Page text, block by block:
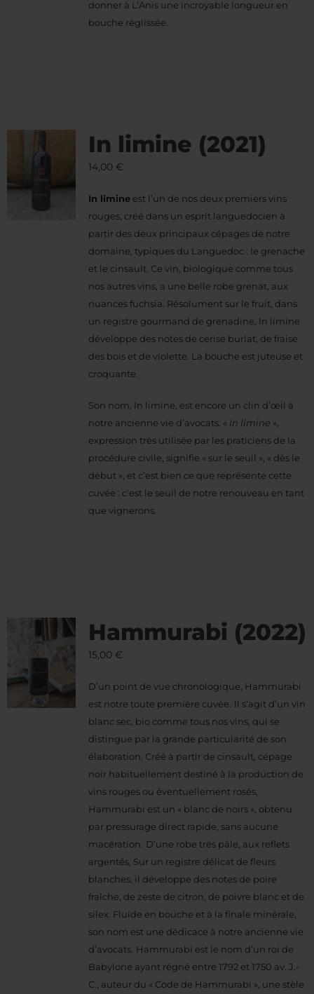
donner à L’Anis une incroyable longueur en
bouche réglissée.
In limine (2021)
14,00 €
In limineest l’un de nos deux premiers vins
rouges, créé dans un esprit languedocien à
partir des deux principaux cépages de notre
domaine, typiques du Languedoc : le grenache
et le cinsault. Ce vin, biologique comme tous
nos autres vins, a une belle robe grenat, aux
nuances fuchsia. Résolument sur le fruit, dans
un registre gourmand de grenadine, In limine
développe des notes de cerise burlat, de fraise
des bois et de violette. La bouche est juteuse et
croquante.
Son nom, In limine, est encore un clin d’œil à
notre ancienne vie d’avocats. « In limine »,
expression très utilisée par les praticiens de la
procédure civile, signifie « sur le seuil », « dès le
début », et c’est bien ce que représente cette
cuvée : c’est le seuil de notre renouveau en tant
que vignerons.
Hammurabi (2022)
15,00 €
D’un point de vue chronologique, Hammurabi
est notre toute première cuvée. Il s’agit d’un vin
blanc sec, bio comme tous nos vins, qui se
distingue par la grande particularité de son
élaboration. Créé à partir de cinsault, cépage
noir habituellement destiné à la production de
vins rouges ou éventuellement rosés,
Hammurabi est un « blanc de noirs », obtenu
par pressurage direct rapide, sans aucune
macération. D’une robe très pâle, aux reflets
argentés, Sur un registre délicat de fleurs
blanches, il développe des notes de poire
fraîche, de zeste de citron, de poivre blanc et de
silex. Fluide en bouche et à la finale minérale,
son nom est une dédicace à notre ancienne vie
d’avocats. Hammurabi est le nom d’un roi de
Babylone ayant régné entre 1792 et 1750 av. J.-
C., auteur du « Code de Hammurabi », une stèle